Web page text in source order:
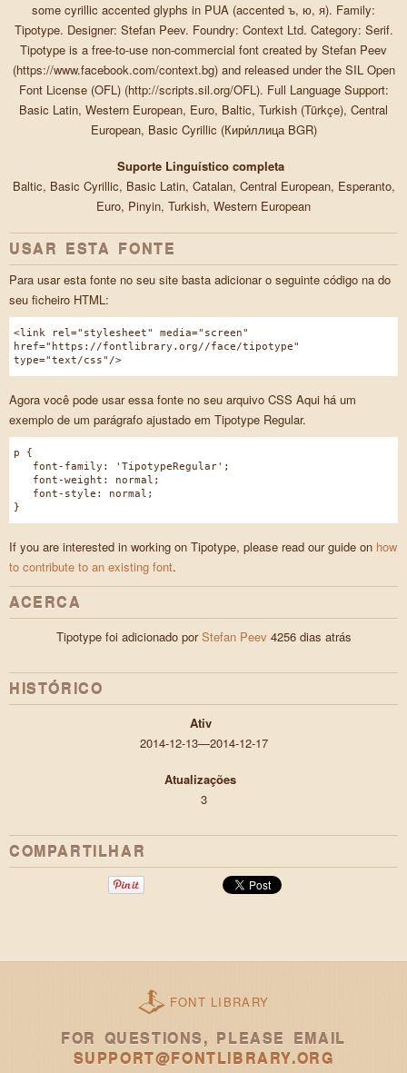
some cyrillic accented glyphs in PUA (accented ъ, ю, я). Family:
Tipotype. Designer: Stefan Peev. Foundry: Context Ltd. Category: Serif.
Tipotype is a free-to-use non-commercial font created by Stefan Peev
(https://www.facebook.com/context.bg) and released under the SIL Open
Font License (OFL) (http://scripts.sil.org/OFL). Full Language Support:
Basic Latin, Western European, Euro, Baltic, Turkish (Türkçe), Central
European, Basic Cyrillic (Кири́ллица BGR)
Suporte Linguístico completa
Baltic, Basic Cyrillic, Basic Latin, Catalan, Central European, Esperanto,
Euro, Pinyin, Turkish, Western European
USAR ESTA FONTE
Para usar esta fonte no seu site basta adicionar o seguinte código na do
seu ficheiro HTML:
<link rel="stylesheet" media="screen"
href="https://fontlibrary.org//face/tipotype"
type="text/css"/>
Agora você pode usar essa fonte no seu arquivo CSS Aqui há um
exemplo de um parágrafo ajustado em Tipotype Regular.
p {
font-family: 'TipotypeRegular';
font-weight: normal;
font-style: normal;
}
If you are interested in working on Tipotype, please read our guide on how
to contribute to an existing font.
ACERCA
Tipotype foi adicionado porStefan Peev 4256 dias atrás
HISTÓRICO
Ativ
2014-12-13—2014-12-17
Atualizações
3
COMPARTILHAR
FONT LIBRARY
FOR QUESTIONS, PLEASE EMAIL
SUPPORT@FONTLIBRARY.ORG